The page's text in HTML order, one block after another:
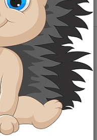
Hledat